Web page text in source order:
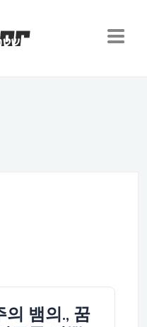
뱀의., 꿈